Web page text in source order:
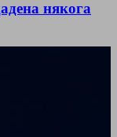
някога